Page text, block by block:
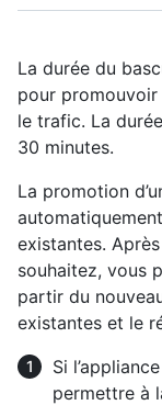
La durée du
pour
le trafic. La
30 minutes.
La promotion
existantes.
souhaitez, vous
partir du
existantes et le
Si
permettre à